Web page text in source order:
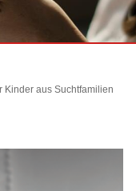
Kinder aus Suchtfamilien